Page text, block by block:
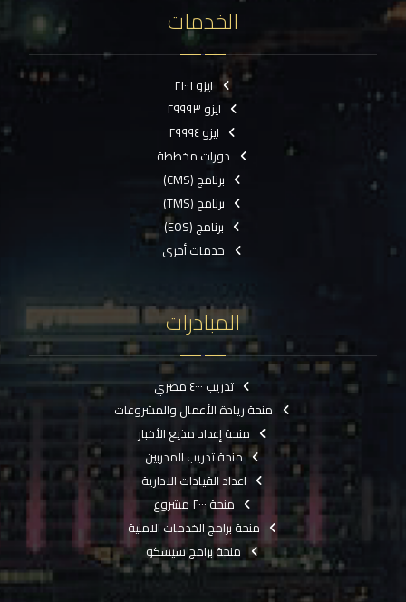
الخدمات
ايزو ٢١٠٠١
ايزو ٢٩٩٩٣
ايزو ٢٩٩٩٤
دورات مخططة
برنامج (CMS)
برنامج (TMS)
برنامج (EOS)
خدمات أخرى
المبادرات
تدريب ٤٠٠٠ مصري
منحة ريادة الأعمال والمشروعات
منحة إعداد مذيع الأخبار
منحة تدريب المدربين
اعداد القيادات الادارية
منحة ٢٠٠٠ مشروع
منحة برامج الخدمات الامنية
منحة برامج سيسكو